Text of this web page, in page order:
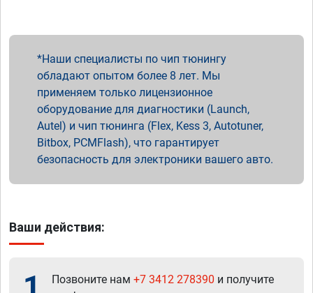
Наши специалисты по чип тюнингу
обладают опытом более 8 лет. Мы
применяем только лицензионное
оборудование для диагностики (Launch,
Autel) и чип тюнинга (Flex, Kess 3, Autotuner,
Bitbox, PCMFlash), что гарантирует
безопасность для электроники вашего авто.
Ваши действия:
Позвоните нам +7 3412 278390 и получите